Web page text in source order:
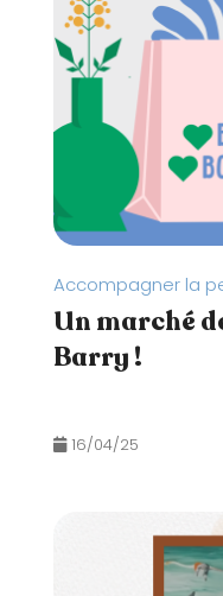
Accompagner la
Un marché
Barry !
16/04/25